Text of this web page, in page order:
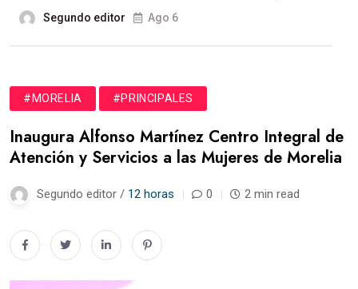
Segundo editor Ago 6
#MORELIA #PRINCIPALES
Inaugura Alfonso Martínez Centro Integral de
Atención y Servicios a las Mujeres de Morelia
Segundo editor / 12 horas 0 2 min read